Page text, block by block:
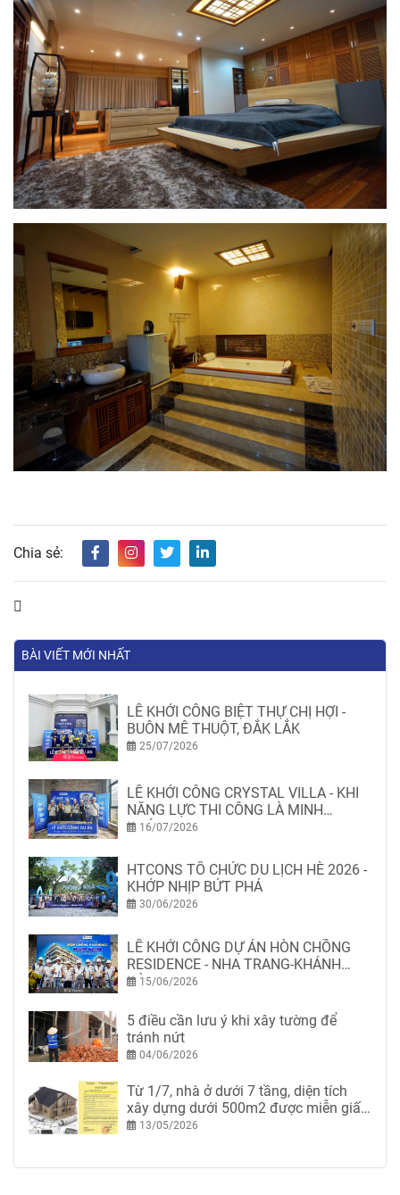
Chia sẻ:
BÀI VIẾT MỚI NHẤT
LỄ KHỞI CÔNG BIỆT THỰ CHỊ HỢI -
BUÔN MÊ THUỘT, ĐẮK LẮK
25/07/2026
LỄ KHỞI CÔNG CRYSTAL VILLA - KHI
NĂNG LỰC THI CÔNG LÀ MINH
CHỨNG
16/07/2026
HTCONS TỔ CHỨC DU LỊCH HÈ 2026 -
KHỚP NHỊP BỨT PHÁ
30/06/2026
LỄ KHỞI CÔNG DỰ ÁN HÒN CHỒNG
RESIDENCE - NHA TRANG-KHÁNH
HÒA15/06/2026
5 điều cần lưu ý khi xây tường để
tránh nứt
04/06/2026
Từ 1/7, nhà ở dưới 7 tầng, diện tích
xây dựng dưới 500m2 được miễn giấy
phép xây dựng
13/05/2026